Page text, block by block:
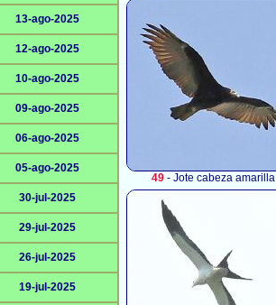
13-ago-2025
12-ago-2025
10-ago-2025
09-ago-2025
06-ago-2025
05-ago-2025
30-jul-2025
29-jul-2025
26-jul-2025
19-jul-2025
49- Jote cabeza amarilla